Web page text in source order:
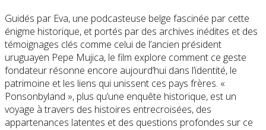
Guidés par Eva, une podcasteuse belge fascinée par cette
énigme historique, et portés par des archives inédites et des
témoignages clés comme celui de l’ancien président
uruguayen Pepe Mujica, le film explore comment ce geste
fondateur résonne encore aujourd’hui dans l’identité, le
patrimoine et les liens qui unissent ces pays frères. «
Ponsonbyland », plus qu’une enquête historique, est un
voyage à travers des histoires entrecroisées, des
appartenances latentes et des questions profondes sur ce